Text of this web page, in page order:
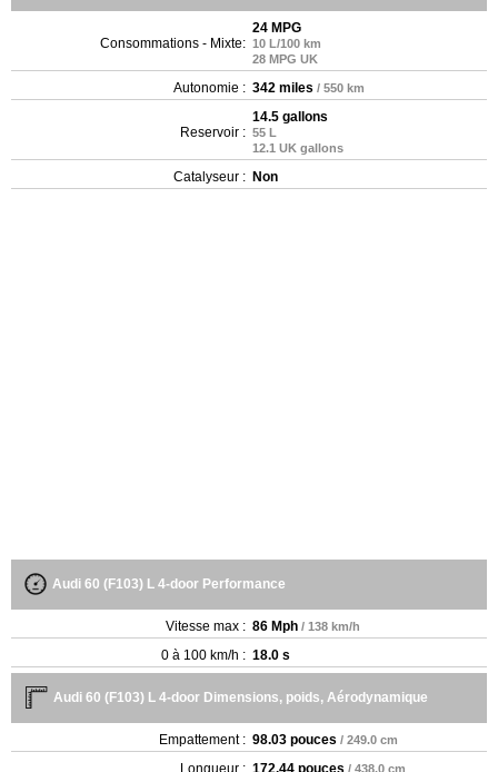
Consommations - Mixte:
24 MPG
10 L/100 km
28 MPG UK
Autonomie : 342 miles / 550 km
Reservoir :
14.5 gallons
55 L
12.1 UK gallons
Catalyseur : Non
Audi 60 (F103) L 4-door Performance
Vitesse max : 86 Mph / 138 km/h
0 à 100 km/h : 18.0 s
Audi 60 (F103) L 4-door Dimensions, poids, Aérodynamique
Empattement : 98.03 pouces / 249.0 cm
Longueur : 172.44 pouces / 438.0 cm